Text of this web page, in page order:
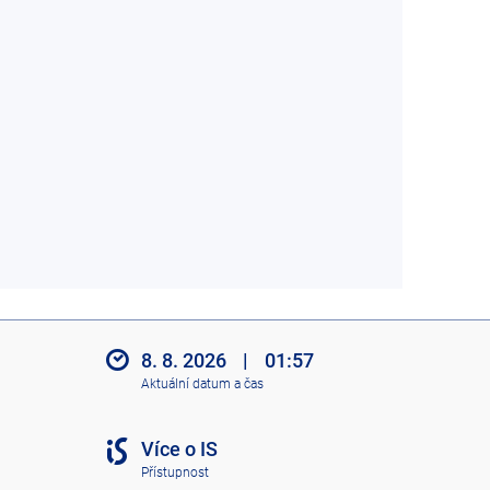
8. 8. 2026 | 01:57
Aktuální datum a čas
Více o IS
Přístupnost